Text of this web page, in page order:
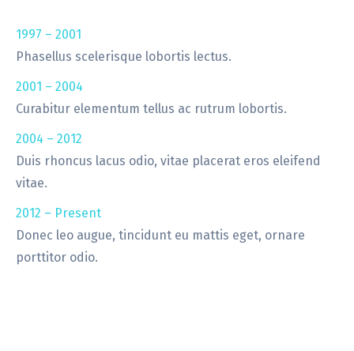
1997 – 2001
Phasellus scelerisque lobortis lectus.
2001 – 2004
Curabitur elementum tellus ac rutrum lobortis.
2004 – 2012
Duis rhoncus lacus odio, vitae placerat eros eleifend
vitae.
2012 – Present
Donec leo augue, tincidunt eu mattis eget, ornare
porttitor odio.